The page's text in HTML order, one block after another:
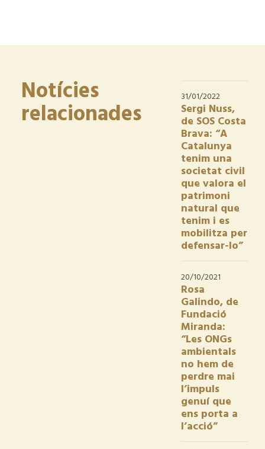
Notícies
relacionades
31/01/2022
Sergi Nuss,
de SOS Costa
Brava: “A
Catalunya
tenim una
societat civil
que valora el
patrimoni
natural que
tenim i es
mobilitza per
defensar-lo”
20/10/2021
Rosa
Galindo, de
Fundació
Miranda:
“Les ONGs
ambientals
no hem de
perdre mai
l’impuls
genuí que
ens porta a
l’acció”